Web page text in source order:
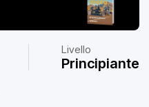
Livello
Principiante